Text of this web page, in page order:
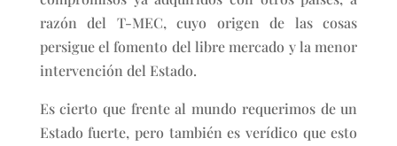
razón del T-MEC, cuyo origen de las cosas
persigue el fomento del libre mercado y la menor
intervención del Estado.
Es cierto que frente al mundo requerimos de un
Estado fuerte, pero también es verídico que esto